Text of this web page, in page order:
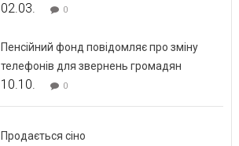
02.03. 0
Пенсійний фонд повідомляє про зміну
телефонів для звернень громадян
10.10. 0
Продається сіно